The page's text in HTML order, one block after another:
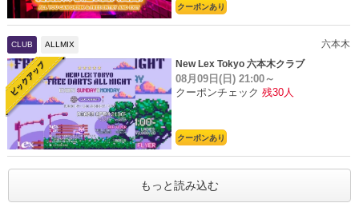
クーポンあり
CLUB ALLMIX
六本木
New Lex Tokyo 六本木クラブ
08月09日(日) 21:00～
クーポンチェック 残30人
クーポンあり
もっと読み込む